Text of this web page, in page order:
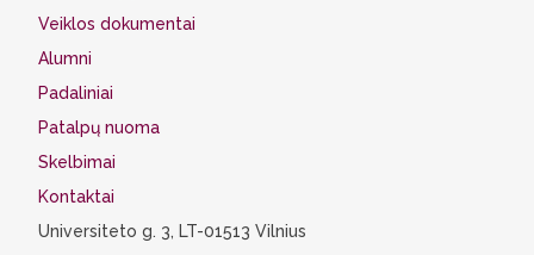
Veiklos dokumentai
Alumni
Padaliniai
Patalpų nuoma
Skelbimai
Kontaktai
Universiteto g. 3, LT-01513 Vilnius